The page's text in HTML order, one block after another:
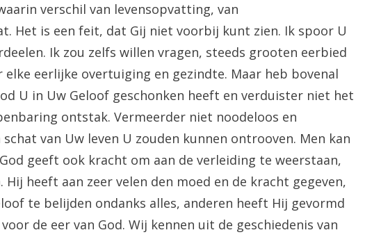
verschil van levensopvatting, van
Het is een feit, dat Gij niet voorbij kunt zien. Ik spoor U
Ik zou zelfs willen vragen, steeds grooten eerbied
elke eerlijke overtuiging en gezindte. Maar heb bovenal
U in Uw Geloof geschonken heeft en verduister niet het
ontstak. Vermeerder niet noodeloos en
van Uw leven U zouden kunnen ontrooven. Men kan
geeft ook kracht om aan de verleiding te weerstaan,
heeft aan zeer velen den moed en de kracht gegeven,
te belijden ondanks alles, anderen heeft Hij gevormd
de eer van God. Wij kennen uit de geschiedenis van